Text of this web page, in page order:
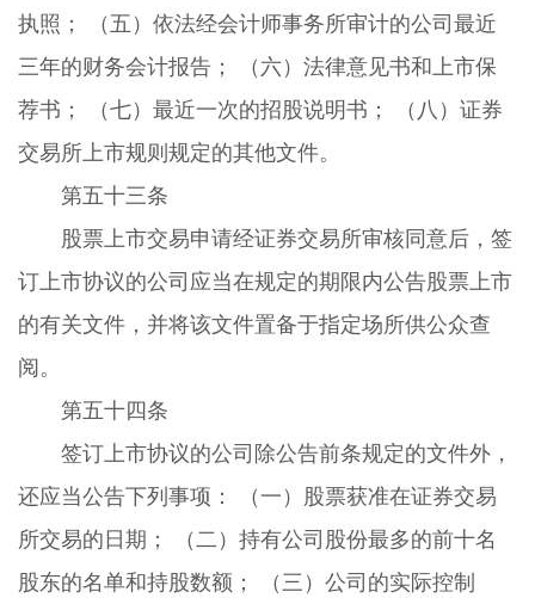
执照； （五）依法经会计师事务所审计的公司最近
三年的财务会计报告； （六）法律意见书和上市保
荐书； （七）最近一次的招股说明书； （八）证券
交易所上市规则规定的其他文件。
第五十三条
股票上市交易申请经证券交易所审核同意后，签
订上市协议的公司应当在规定的期限内公告股票上市
的有关文件，并将该文件置备于指定场所供公众查
阅。
第五十四条
签订上市协议的公司除公告前条规定的文件外，
还应当公告下列事项： （一）股票获准在证券交易
所交易的日期； （二）持有公司股份最多的前十名
股东的名单和持股数额； （三）公司的实际控制